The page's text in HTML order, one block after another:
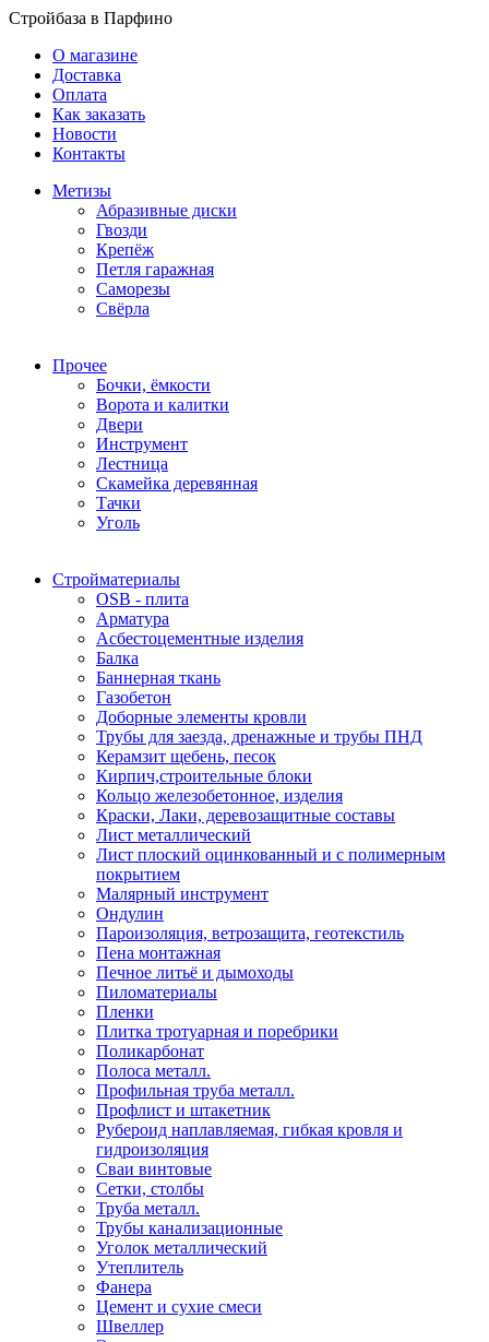
Стройбаза в Парфино
О магазине
Доставка
Оплата
Как заказать
Новости
Контакты
Метизы
Абразивные диски
Гвозди
Крепёж
Петля гаражная
Саморезы
Свёрла
Прочее
Бочки, ёмкости
Ворота и калитки
Двери
Инструмент
Лестница
Скамейка деревянная
Тачки
Уголь
Стройматериалы
OSB - плита
Арматура
Асбестоцементные изделия
Балка
Баннерная ткань
Газобетон
Доборные элементы кровли
Трубы для заезда, дренажные и трубы ПНД
Керамзит щебень, песок
Кирпич,строительные блоки
Кольцо железобетонное, изделия
Краски, Лаки, деревозащитные составы
Лист металлический
Лист плоский оцинкованный и с полимерным
покрытием
Малярный инструмент
Ондулин
Пароизоляция, ветрозащита, геотекстиль
Пена монтажная
Печное литьё и дымоходы
Пиломатериалы
Пленки
Плитка тротуарная и поребрики
Поликарбонат
Полоса металл.
Профильная труба металл.
Профлист и штакетник
Рубероид наплавляемая, гибкая кровля и
гидроизоляция
Сваи винтовые
Сетки, столбы
Труба металл.
Трубы канализационные
Уголок металлический
Утеплитель
Фанера
Цемент и сухие смеси
Швеллер